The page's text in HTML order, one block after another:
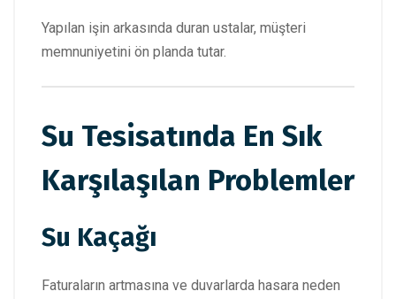
Yapılan işin arkasında duran ustalar, müşteri
memnuniyetini ön planda tutar.
Su Tesisatında En Sık
Karşılaşılan Problemler
Su Kaçağı
Faturaların artmasına ve duvarlarda hasara neden